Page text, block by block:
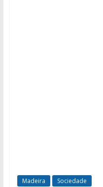
Madeira Sociedade